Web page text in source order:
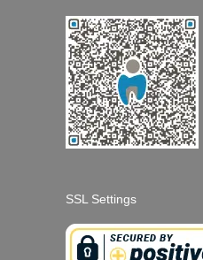
SSL Settings